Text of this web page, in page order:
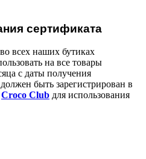
сертификата
всех наших бутиках
на все товары
с даты получения
быть зарегистрирован в
Croco Club для использования